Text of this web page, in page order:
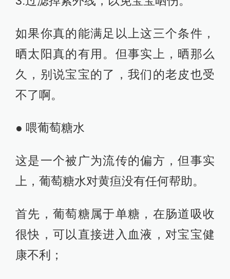
如果你真的能满足以上这三个条件，
晒太阳真的有用。但事实上，晒那么
久，别说宝宝的了，我们的老皮也受
不了啊。
● 喂葡萄糖水
这是一个被广为流传的偏方，但事实
上，葡萄糖水对黄疸没有任何帮助。
首先，葡萄糖属于单糖，在肠道吸收
很快，可以直接进入血液，对宝宝健
康不利；